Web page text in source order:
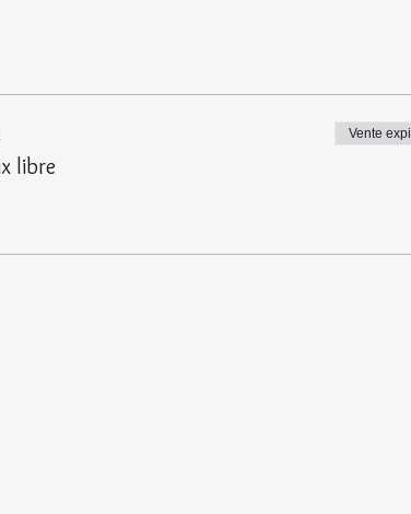
libre
Vente